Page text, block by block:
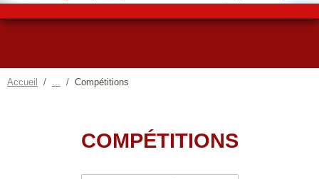
Accueil Compétitions
COMPÉTITIONS